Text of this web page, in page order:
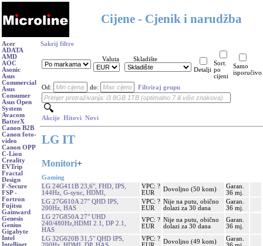
Cijene - Cjenik i narudžba
Acer
ADATA
AMD
AOC
Asonic
Asus
Commercial
Asus
Consumer
Asus Open
System
Avacom
BatterX
Canon B2B
Canon foto-
video
Canon OPP
C-Lion
Creality
EVTrip
Fractal
Design
F-Secure
FSP -
Fortron
Fujitsu
Gainward
Genesis
Genius
Gigabyte
Intel
Intellinet
Sakrij filtre
Valuta
Skladište
Detalji
Sort.
po
cijeni
Samo
isporučivo
Od: do: Filtriraj grupu
Akcije Hitovi Novi
LG IT
Monitori+
Gaming
LG 24G411B 23,6", FHD, IPS,
144Hz, G-sync, HDMI,
VPC: ?
EUR
Dovoljno (50 kom)
Garan.
36 mj.
LG 27G610A 27'' QHD IPS,
200Hz, HAS
VPC: ?
EUR
Nije na putu, obično
dolazi za 30 dana
Garan.
36 mj.
LG 27G850A 27" UHD
240/480Hz,HDMI 2.1, DP 2.1,
HAS
VPC: ?
EUR
Nije na putu, obično
dolazi za 30 dana
Garan.
36 mj.
LG 32G620B 31,5" QHD IPS,
VPC: ? Dovoljno (49 kom)
Garan.